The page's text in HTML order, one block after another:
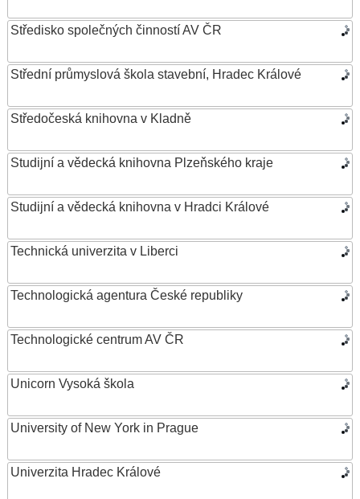
Středisko společných činností AV ČR
Střední průmyslová škola stavební, Hradec Králové
Středočeská knihovna v Kladně
Studijní a vědecká knihovna Plzeňského kraje
Studijní a vědecká knihovna v Hradci Králové
Technická univerzita v Liberci
Technologická agentura České republiky
Technologické centrum AV ČR
Unicorn Vysoká škola
University of New York in Prague
Univerzita Hradec Králové